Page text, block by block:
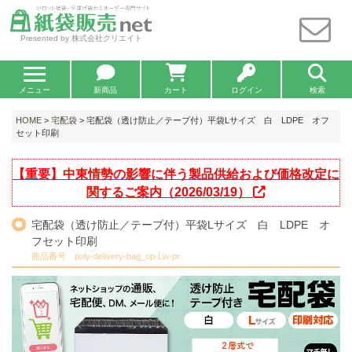
Presented by 株式会社クリエイト
メニュー 新商品 カート ログイン 検索
HOME > 宅配袋 > 宅配袋（透け防止／テープ付）平袋Lサイズ 白 LDPE オフ
セット印刷
【重要】中東情勢の影響に伴う製品供給および価格改定に
関するご案内（2026/03/19）
宅配袋（透け防止／テープ付）平袋Lサイズ 白 LDPE オ
フセット印刷
商品番号 poly-delivery-bag_op-Lw-pr